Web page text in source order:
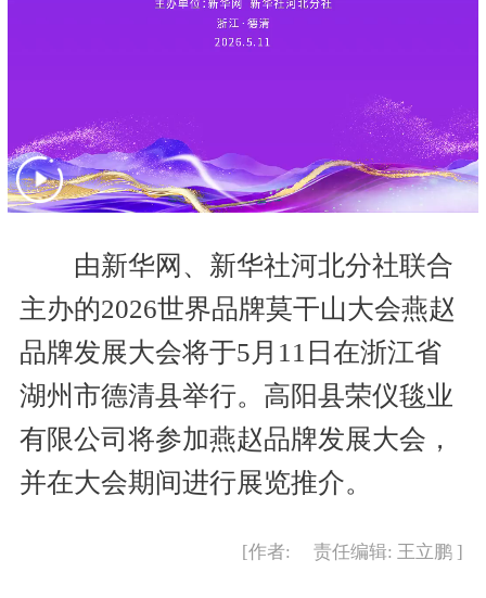
由新华网、新华社河北分社联合
主办的2026世界品牌莫干山大会燕赵
品牌发展大会将于5月11日在浙江省
湖州市德清县举行。高阳县荣仪毯业
有限公司将参加燕赵品牌发展大会，
并在大会期间进行展览推介。
[作者: 责任编辑: 王立鹏 ]